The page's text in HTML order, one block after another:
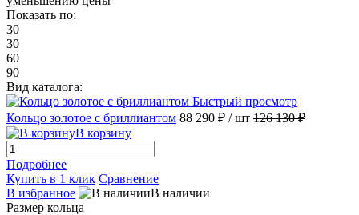
Показать по:
30
30
60
90
Вид каталога:
Быстрый просмотр
Кольцо золотое с бриллиантом 88 290 ₽ / шт 126 130 ₽
В корзину
Подробнее
Купить в 1 клик Сравнение
В избранное
В наличии
Размер кольца